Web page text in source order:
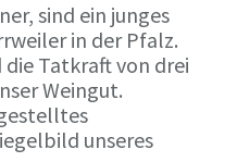
sind ein junges
in der Pfalz.
Tatkraft von drei
Weingut.
unseres